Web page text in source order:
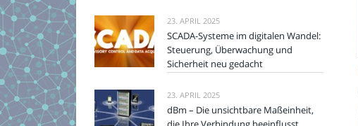
23. APRIL 2025
SCADA-Systeme im digitalen Wandel:
Steuerung, Überwachung und
Sicherheit neu gedacht
23. APRIL 2025
dBm – Die unsichtbare Maßeinheit,